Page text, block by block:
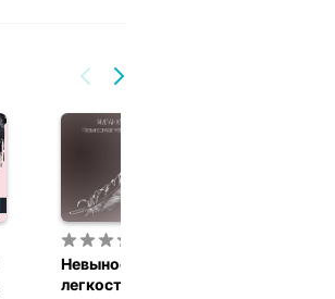
Невыносимая
легкость бытия